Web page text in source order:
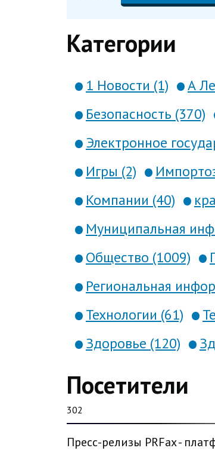
Категории
1 Новости (1) А
Безопасность (370)
Электронное
Игры (2)
Компании (40)
Муниципальная
Общество (1009)
Региональная
Технологии (61)
Здоровье (120)
Посетители
302
Пресс-релизы PRFax -